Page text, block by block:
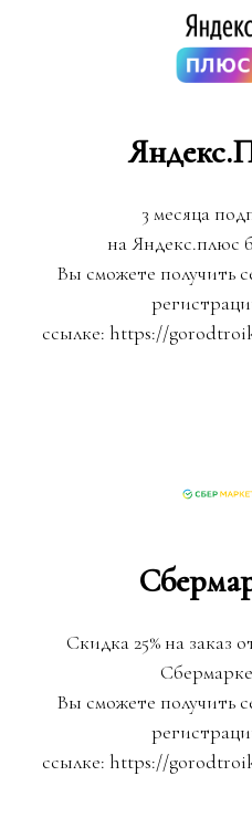
3 месяца
на Яндекс.плюс
Вы сможете получить
ссылке: https://
Скидка 25% на заказ
Вы сможете получить
ссылке: https://